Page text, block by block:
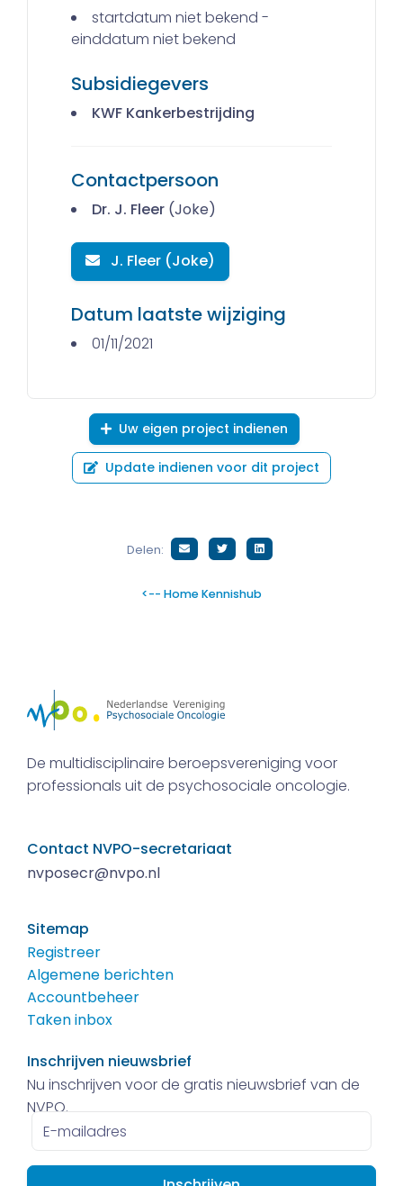
startdatum niet bekend -
einddatum niet bekend
Subsidiegevers
KWF Kankerbestrijding
Contactpersoon
Dr. J. Fleer (Joke)
J. Fleer (Joke)
Datum laatste wijziging
01/11/2021
Uw eigen project indienen
Update indienen voor dit project
Delen:
<-- Home Kennishub
De multidisciplinaire beroepsvereniging voor
professionals uit de psychosociale oncologie.
Contact NVPO-secretariaat
nvposecr@nvpo.nl
Sitemap
Registreer
Algemene berichten
Accountbeheer
Taken inbox
Inschrijven nieuwsbrief
Nu inschrijven voor de gratis nieuwsbrief van de
NVPO.
E-
mailadres